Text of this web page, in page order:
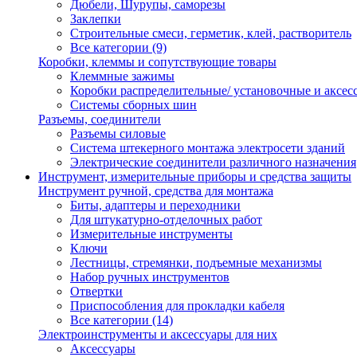
Дюбели, Шурупы, саморезы
Заклепки
Строительные смеси, герметик, клей, растворитель
Все категории (9)
Коробки, клеммы и сопутствующие товары
Клеммные зажимы
Коробки распределительные/ установочные и
Системы сборных шин
Разъемы, соединители
Разъемы силовые
Система штекерного монтажа электросети зданий
Электрические соединители различного назначения
Инструмент, измерительные приборы и средства защиты
Инструмент ручной, средства для монтажа
Биты, адаптеры и переходники
Для штукатурно-отделочных работ
Измерительные инструменты
Ключи
Лестницы, стремянки, подъемные механизмы
Набор ручных инструментов
Отвертки
Приспособления для прокладки кабеля
Все категории (14)
Электроинструменты и аксессуары для них
Аксессуары